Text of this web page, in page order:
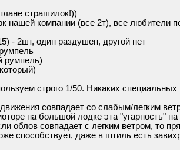
страшилок!))
нашей компании (все 2т), все любители
- 2шт, один раздушен, другой нет
румпель)
строго 1/50. Никаких
совпадает со слабым/легким
на большой лодке эта "угарность"
облов совпадает с легким ветром, то
способствует, даже в штиль есть